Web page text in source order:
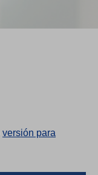
versión para